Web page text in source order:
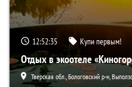
12:52:34 Купи первым!
Отдых в экоотеле
Тверская обл., Бологовский р-н,